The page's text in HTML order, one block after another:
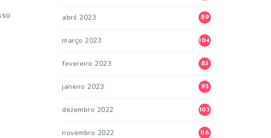
abril 2023 89
março 2023 104
fevereiro 2023 83
janeiro 2023 95
dezembro 2022 103
novembro 2022 116